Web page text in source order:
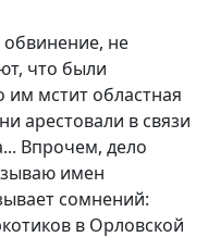
обвинение, не
что были
мстит областная
арестовали в связи
Впрочем, дело
имен
сомнений:
в Орловской